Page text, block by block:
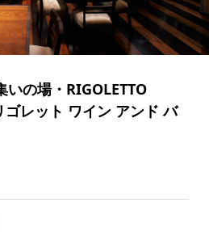
の場・RIGOLETTO
レット ワイン アンド バ